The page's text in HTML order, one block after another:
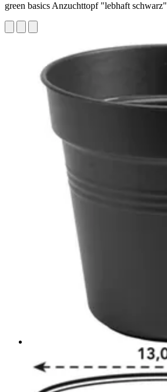
green basics Anzuchttopf "lebhaft schwarz"